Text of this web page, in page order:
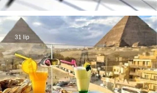
Trzęsienie ziemi w
31 lip